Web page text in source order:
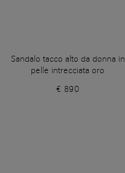
Sandalo tacco alto da donna in
pelle intrecciata oro
€ 890